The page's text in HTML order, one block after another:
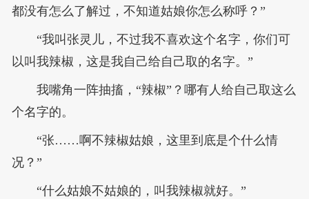
都没有怎么了解过，不知道姑娘你怎么称呼？”
“我叫张灵儿，不过我不喜欢这个名字，你们可
以叫我辣椒，这是我自己给自己取的名字。”
我嘴角一阵抽搐，“辣椒”？哪有人给自己取这么
个名字的。
“张……啊不辣椒姑娘，这里到底是个什么情
况？”
“什么姑娘不姑娘的，叫我辣椒就好。”